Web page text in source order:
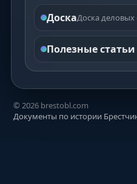
ДоскаДоска деловых
Полезные статьи
© 2026 brestobl.com
Документы по истории